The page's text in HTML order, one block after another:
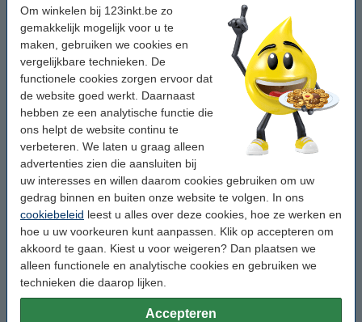
Om winkelen bij 123inkt.be zo
gemakkelijk mogelijk voor u te
maken, gebruiken we cookies en
vergelijkbare technieken. De
functionele cookies zorgen ervoor dat
de website goed werkt. Daarnaast
hebben ze een analytische functie die
ons helpt de website continu te
verbeteren. We laten u graag alleen
advertenties zien die aansluiten bij
uw interesses en willen daarom cookies gebruiken om uw
gedrag binnen en buiten onze website te volgen. In ons
cookiebeleid leest u alles over deze cookies, hoe ze werken en
hoe u uw voorkeuren kunt aanpassen. Klik op accepteren om
akkoord te gaan. Kiest u voor weigeren? Dan plaatsen we
alleen functionele en analytische cookies en gebruiken we
technieken die daarop lijken.
Accepteren
Plafondlampen
Schijnwerpers
R7S fitting
Tuinverlichting
Wandlampen
Bureaulampen
Smart led strips
Slimme lampen